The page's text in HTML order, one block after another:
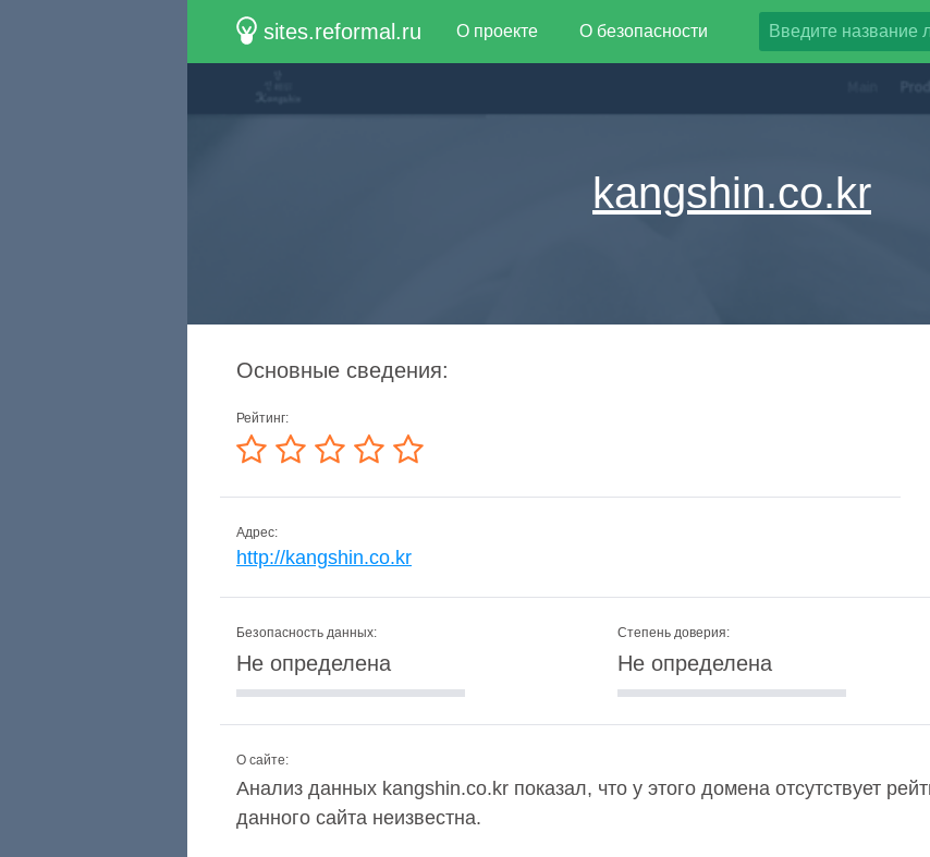
sites.reformal.ru О проекте О безопасности
kangshin.co.kr
Основные сведения:
Рейтинг:
Адрес:
http://kangshin.co.kr
Безопасность данных:
Не определена
Степень доверия:
Не определена
О сайте:
Анализ данных kangshin.co.kr показал, что у этого домена отсутствует
данного сайта неизвестна.